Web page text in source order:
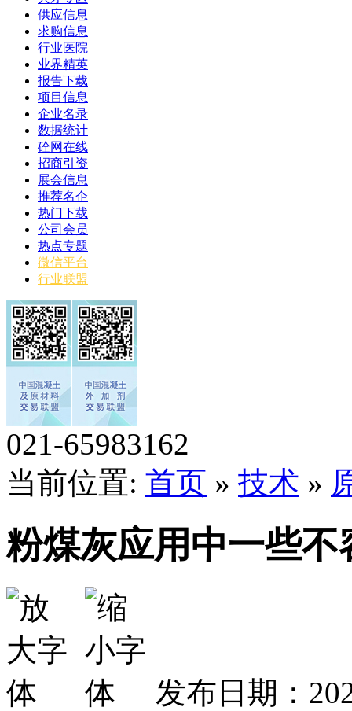
供应信息
求购信息
行业医院
业界精英
报告下载
项目信息
企业名录
数据统计
砼网在线
招商引资
展会信息
推荐名企
热门下载
公司会员
热点专题
微信平台
行业联盟
021-65983162
当前位置: 首页 » 技术 »
粉煤灰应用中一些不
发布日期：